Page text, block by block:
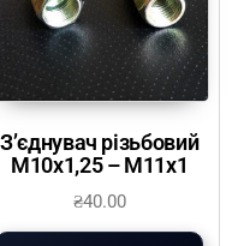
З’єднувач різьбовий
М10х1,25 – М11х1
₴40.00